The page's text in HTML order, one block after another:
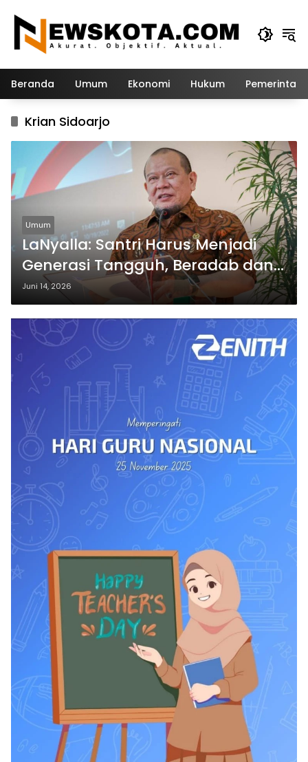
konten
Beranda Umum Ekonomi Hukum
Krian Sidoarjo
Umum
LaNyalla: Santri Harus Menjadi
Generasi Tangguh, Beradab dan
Bermanfaat bagi Bangsa
Juni 14, 2026